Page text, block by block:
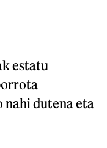
estatu
dutena eta